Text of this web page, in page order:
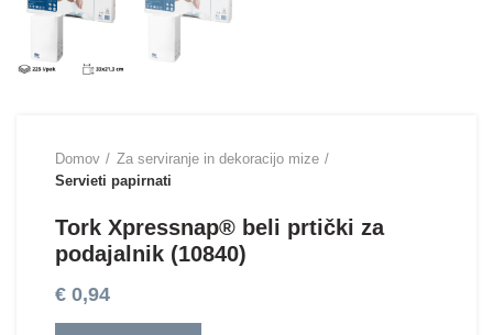
Domov
Za serviranje in dekoracijo mize
Servieti papirnati
Tork Xpressnap® beli prtički za
podajalnik (10840)
€ 0,94